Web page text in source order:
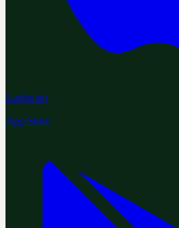
Laden im
App Store